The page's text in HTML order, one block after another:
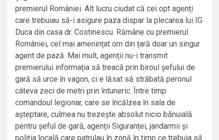
premierul României. Alt lucru ciudat că cei opt agenți
care trebuiau să-i asigure paza dispar la plecarea lui IG
Duca din casa dr. Costinescu. Rămâne cu premierul
României, cel mai amenințat om din țară doar un singur
agent de pază. Mai mult, agenții nu-i transmit
premierului informația să treacă prin biroul șefului de
gară să urce în vagon, ci e lăsat să străbată peronul
câteva zeci de metri prin întuneric. Între timp
comandoul legionar, care se încălzea în sala de
așteptare, culmea nu trezește absolut nicio bănuială
pentru șeful de gară, agenții Siguranței, jandarmii și
poliția locală care patrulau în zonă în timp ce trebuia să